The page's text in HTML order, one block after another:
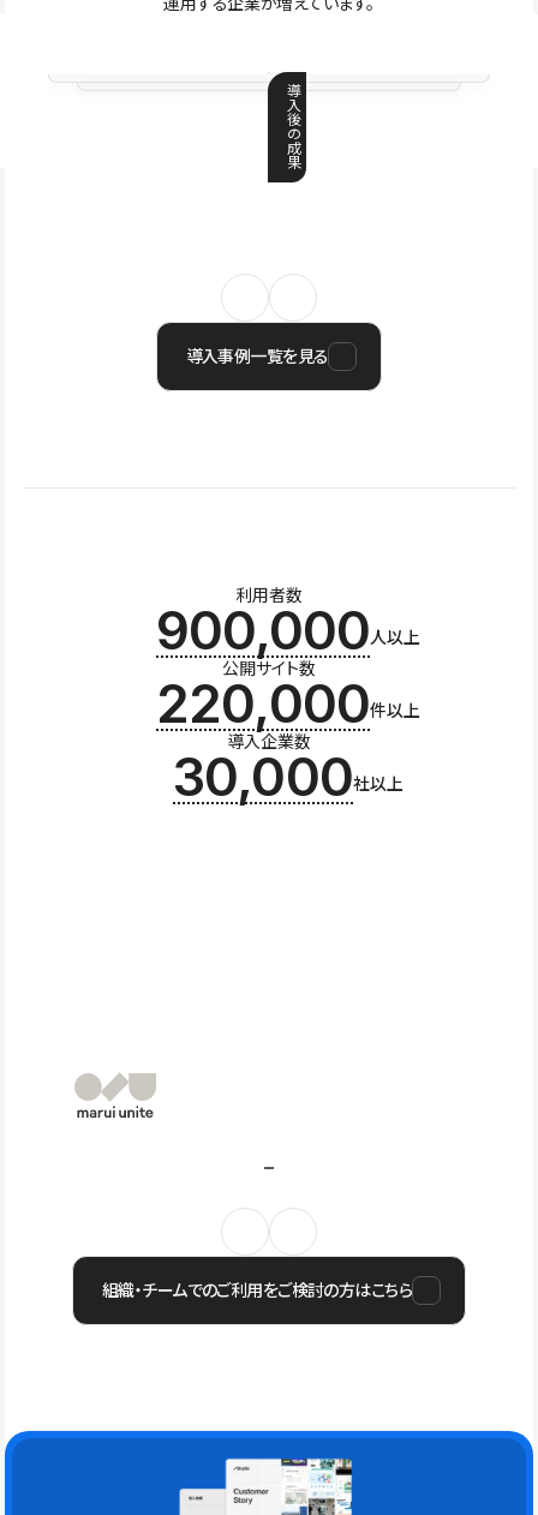
導
入
後
の
成
果
導入事例一覧を見る
利用者数
900,000人以上
公開サイト数
220,000件以上
導入企業数
30,000社以上
組織・チームでのご利用をご検討の方はこちら